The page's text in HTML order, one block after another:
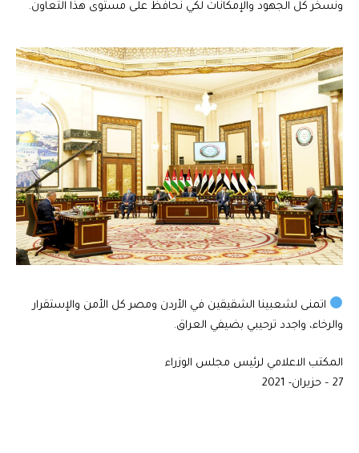
ونسخر كل الجهود والإمكانات لكي نحافظ على مستوى هذا التعاون.
اتمنى لشعبينا الشقيقين في الأردن ومصر كل الأمن والإستقرار
والرخاء، واجدد ترحيبي بضيفي العراق.
المكتب الاعلامي لرئيس مجلس الوزراء
27 – حزيران- 2021